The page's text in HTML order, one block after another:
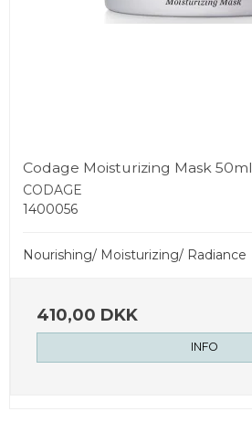
Codage Moisturizing Mask 50ml
CODAGE
1400056
Nourishing/ Moisturizing/ Radiance
410,00 DKK
INFO